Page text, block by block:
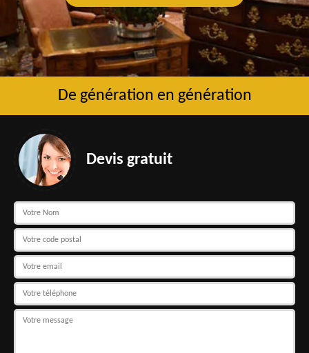
De génération en génération
Devis gratuit